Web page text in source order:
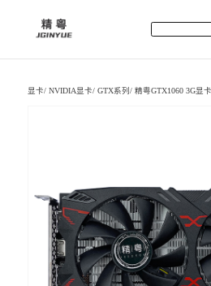
显卡/NVIDIA显卡/GTX系列/精粤GTX1060 3G显卡